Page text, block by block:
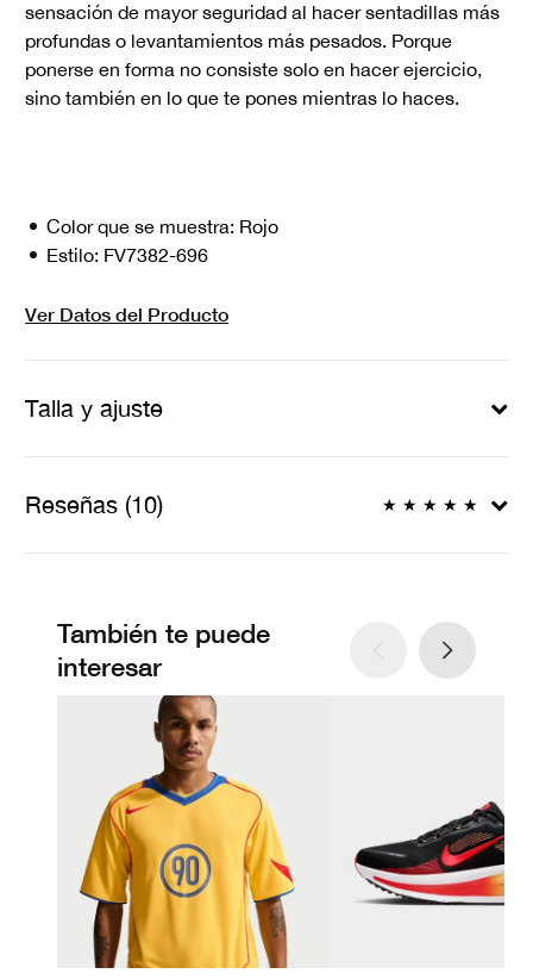
sensación de mayor seguridad al hacer sentadillas más
profundas o levantamientos más pesados. Porque
ponerse en forma no consiste solo en hacer ejercicio,
sino también en lo que te pones mientras lo haces.
Color que se muestra: Rojo
Estilo: FV7382-696
Ver Datos del Producto
Talla y ajuste
Reseñas (10) ★ ★ ★ ★ ★
También te puede
interesar